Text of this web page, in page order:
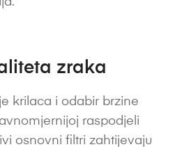
zraka
krilaca i odabir brzine
raspodjeli
osnovni filtri zahtijevaju